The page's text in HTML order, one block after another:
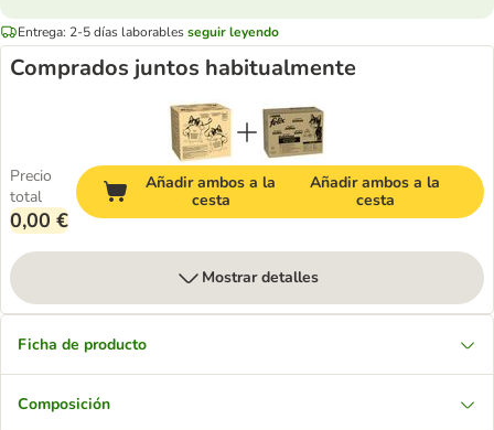
Entrega: 2-5 días laborablesseguir leyendo
Comprados juntos habitualmente
Precio
total
0,00 €
Añadir ambos a la
cesta
Añadir ambos a la
cesta
Mostrar detalles
Ficha de producto
Composición